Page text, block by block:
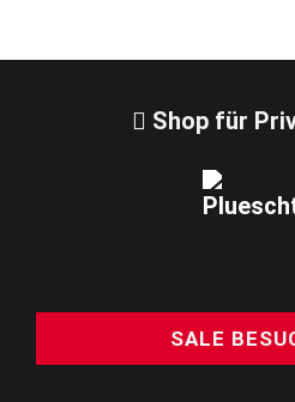
Shop für
SALE